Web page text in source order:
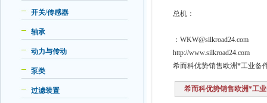
开关/传感器
轴承
动力与传动
泵类
过滤装置
总机：
：WKW@silkroad24.com
http://www.silkroad24.com
希而科优势销售欧洲*工业备
希而科优势销售欧洲*工